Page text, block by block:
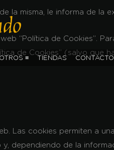
≡ TIENDAS CONTACTO
la misma, le informa de la
“Política de Cookies”.
de Cookies” (salvo que
Las cookies permiten a
dependiendo de la